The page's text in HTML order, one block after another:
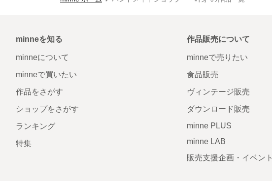
minneを知る
minneについて
minneで買いたい
作品をさがす
ショップをさがす
ランキング
特集
作品販売について
minneで売りたい
食品販売
ヴィンテージ販売
ダウンロード販売
minne PLUS
minne LAB
販売支援企画・イベント